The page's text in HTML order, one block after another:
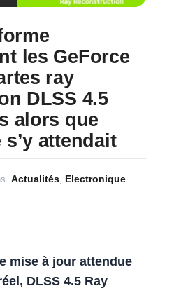
les GeForce
ray
DLSS 4.5
alors que
attendait
Actualités Electronique
mise à jour attendue
DLSS 4.5 Ray